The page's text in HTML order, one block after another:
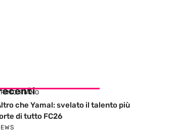
PIANO
che Yamal: svelato il talento più
di tutto FC26